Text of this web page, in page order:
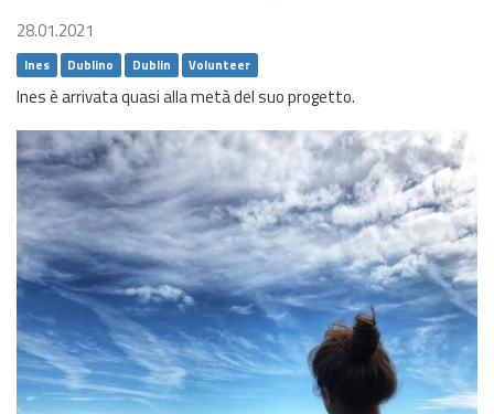
28.01.2021
Ines Dublino Dublin Volunteer
Ines è arrivata quasi alla metà del suo progetto.